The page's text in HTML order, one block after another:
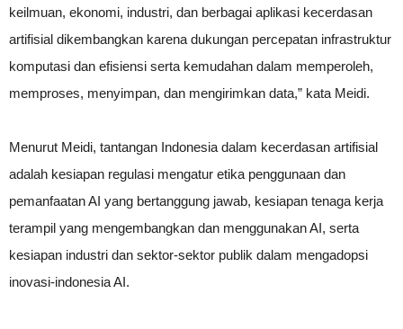
keilmuan, ekonomi, industri, dan berbagai aplikasi kecerdasan
artifisial dikembangkan karena dukungan percepatan infrastruktur
komputasi dan efisiensi serta kemudahan dalam memperoleh,
memproses, menyimpan, dan mengirimkan data,” kata Meidi.
Menurut Meidi, tantangan Indonesia dalam kecerdasan artifisial
adalah kesiapan regulasi mengatur etika penggunaan dan
pemanfaatan AI yang bertanggung jawab, kesiapan tenaga kerja
terampil yang mengembangkan dan menggunakan AI, serta
kesiapan industri dan sektor-sektor publik dalam mengadopsi
inovasi-indonesia AI.